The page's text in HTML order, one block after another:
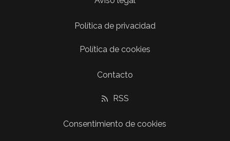
Política de privacidad
Política de cookies
Contacto
RSS
Consentimiento de cookies